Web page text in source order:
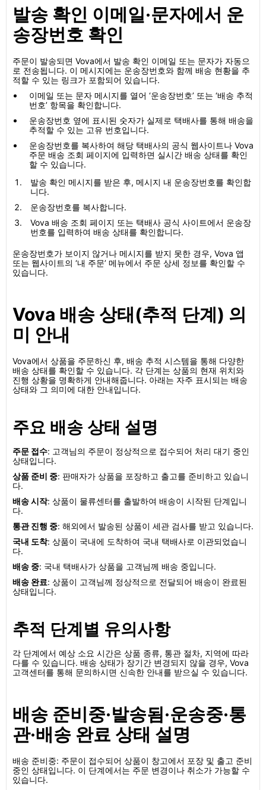
발송 확인 이메일·문자에서 운
송장번호 확인
주문이 발송되면 Vova에서 발송 확인 이메일 또는 문자가 자동으
로 전송됩니다. 이 메시지에는 운송장번호와 함께 배송 현황을 추
적할 수 있는 링크가 포함되어 있습니다.
이메일 또는 문자 메시지를 열어 ‘운송장번호’ 또는 ‘배송 추적
번호’ 항목을 확인합니다.
운송장번호 옆에 표시된 숫자가 실제로 택배사를 통해 배송을
추적할 수 있는 고유 번호입니다.
운송장번호를 복사하여 해당 택배사의 공식 웹사이트나 Vova
주문 배송 조회 페이지에 입력하면 실시간 배송 상태를 확인
할 수 있습니다.
발송 확인 메시지를 받은 후, 메시지 내 운송장번호를 확인합
니다.
운송장번호를 복사합니다.
Vova 배송 조회 페이지 또는 택배사 공식 사이트에서 운송장
번호를 입력하여 배송 상태를 확인합니다.
운송장번호가 보이지 않거나 메시지를 받지 못한 경우, Vova 앱
또는 웹사이트의 ‘내 주문’ 메뉴에서 주문 상세 정보를 확인할 수
있습니다.
Vova 배송 상태(추적 단계) 의
미 안내
Vova에서 상품을 주문하신 후, 배송 추적 시스템을 통해 다양한
배송 상태를 확인할 수 있습니다. 각 단계는 상품의 현재 위치와
진행 상황을 명확하게 안내해줍니다. 아래는 자주 표시되는 배송
상태와 그 의미에 대한 안내입니다.
주요 배송 상태 설명
주문 접수: 고객님의 주문이 정상적으로 접수되어 처리 대기 중인
상태입니다.
상품 준비 중: 판매자가 상품을 포장하고 출고를 준비하고 있습니
다.
배송 시작: 상품이 물류센터를 출발하여 배송이 시작된 단계입니
다.
통관 진행 중: 해외에서 발송된 상품이 세관 검사를 받고 있습니다.
국내 도착: 상품이 국내에 도착하여 국내 택배사로 이관되었습니
다.
배송 중: 국내 택배사가 상품을 고객님께 배송 중입니다.
배송 완료: 상품이 고객님께 정상적으로 전달되어 배송이 완료된
상태입니다.
추적 단계별 유의사항
각 단계에서 예상 소요 시간은 상품 종류, 통관 절차, 지역에 따라
다를 수 있습니다. 배송 상태가 장기간 변경되지 않을 경우, Vova
고객센터를 통해 문의하시면 신속한 안내를 받으실 수 있습니다.
배송 준비중·발송됨·운송중·통
관·배송 완료 상태 설명
배송 준비중: 주문이 접수되어 상품이 창고에서 포장 및 출고 준비
중인 상태입니다. 이 단계에서는 주문 변경이나 취소가 가능할 수
있습니다.